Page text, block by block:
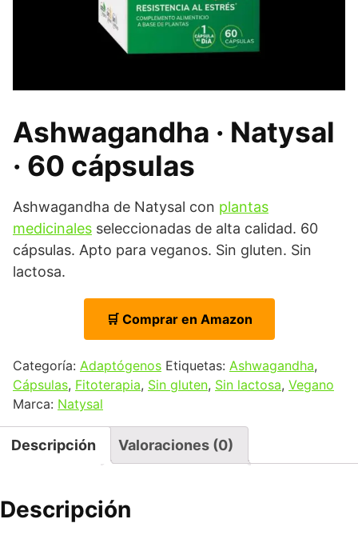
Ashwagandha · Natysal
· 60 cápsulas
Ashwagandha de Natysal con plantas
medicinales seleccionadas de alta calidad. 60
cápsulas. Apto para veganos. Sin gluten. Sin
lactosa.
🛒 Comprar en Amazon
Categoría: Adaptógenos Etiquetas: Ashwagandha,
Cápsulas, Fitoterapia, Sin gluten, Sin lactosa, Vegano
Marca: Natysal
Descripción Valoraciones (0)
Descripción